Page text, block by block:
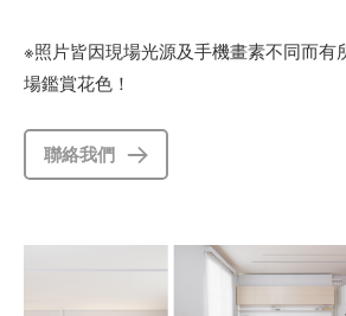
※照片皆因現場光源及手機畫素不同而有
場鑑賞花色！
聯絡我們